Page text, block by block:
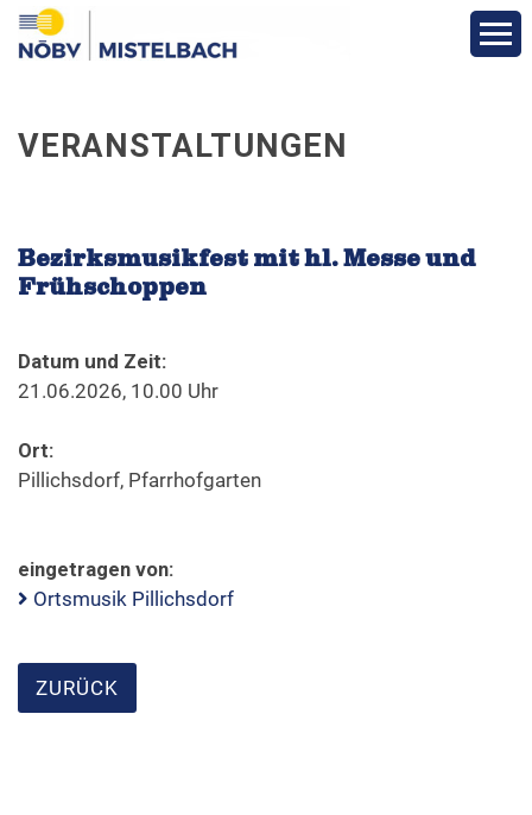
Über den Bezirk
Funktionäre
Fotos
Formulare & Downloads
VERANSTALTUNGEN
Bezirksmusikfest mit hl. Messe und
Frühschoppen
Datum und Zeit:
21.06.2026, 10.00 Uhr
Ort:
Pillichsdorf, Pfarrhofgarten
eingetragen von:
Ortsmusik Pillichsdorf
ZURÜCK